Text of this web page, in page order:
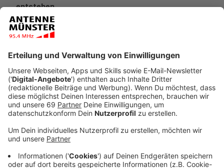
entstehen.
Veröffentlicht:
Anzeige
Die Stadt Münster und die Stadtnetze Münster wollen
zusammen die Infrastruktur in Sentrup verbessern. Ziel
ist es, die Fahrradstraßen zu Fahrradstraßen Plus
umzugestalten. Von der Stadt heißt es:
So kommen Radfahrende auf der Veloroute von
Nottuln beziehungsweise Havixbeck nach